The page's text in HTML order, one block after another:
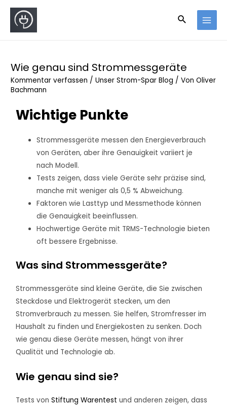
Wie genau sind Strommessgeräte
Kommentar verfassen /Unser Strom-Spar Blog / VonOliver
Bachmann
Wichtige Punkte
Strommessgeräte messen den Energieverbrauch
von Geräten, aber ihre Genauigkeit variiert je
nach Modell.
Tests zeigen, dass viele Geräte sehr präzise sind,
manche mit weniger als 0,5 % Abweichung.
Faktoren wie Lasttyp und Messmethode können
die Genauigkeit beeinflussen.
Hochwertige Geräte mit TRMS-Technologie bieten
oft bessere Ergebnisse.
Was sind Strommessgeräte?
Strommessgeräte sind kleine Geräte, die Sie zwischen
Steckdose und Elektrogerät stecken, um den
Stromverbrauch zu messen. Sie helfen, Stromfresser im
Haushalt zu finden und Energiekosten zu senken. Doch
wie genau diese Geräte messen, hängt von ihrer
Qualität und Technologie ab.
Wie genau sind sie?
Tests vonStiftung Warentest und anderen zeigen, dass